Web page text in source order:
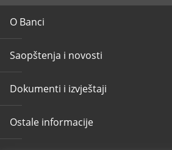
O Banci
Saopštenja i novosti
Dokumenti i izvještaji
Ostale informacije